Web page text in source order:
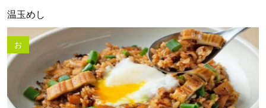
温玉めし
お